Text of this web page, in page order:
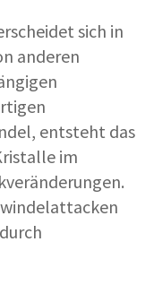
sich in
anderen
entsteht das
im